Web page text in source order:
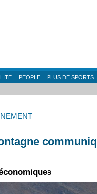
PEOPLE PLUS DE SPORTS